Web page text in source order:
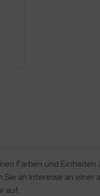
Farben und Einheiten
Sie an Interesse an
auf.